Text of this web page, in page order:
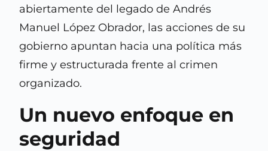
abiertamente del legado de Andrés
Manuel López Obrador, las acciones de su
gobierno apuntan hacia una política más
firme y estructurada frente al crimen
organizado.
Un nuevo enfoque en
seguridad